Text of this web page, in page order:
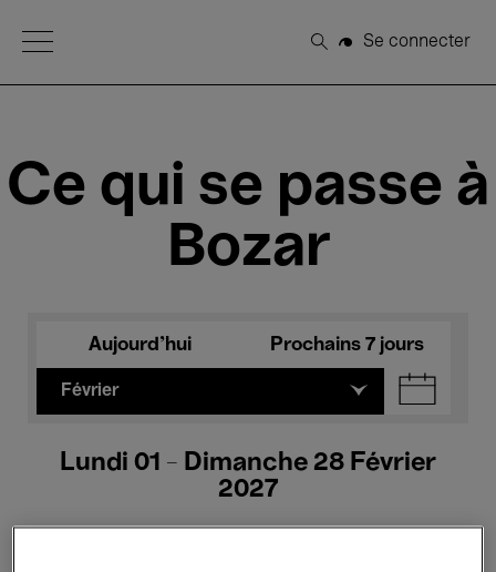
Open Menu
Rechercher
Se connecter
Ce qui se passe à
Bozar
Aujourd'hui Prochains 7 jours
Février
Lundi 01 - Dimanche 28 Février
2027